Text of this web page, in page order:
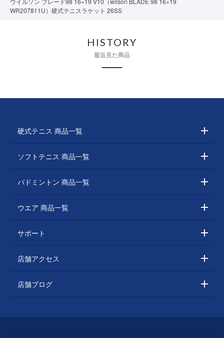
WR207811U）硬式テニスラケット 26SS
HISTORY
最近見た商品
硬式テニス 商品一覧
ソフトテニス 商品一覧
バドミントン 商品一覧
ウエア 商品一覧
サポート
店舗アクセス
店舗ブログ